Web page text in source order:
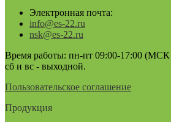
Электронная почта:
info@es-22.ru
nsk@es-22.ru
Время работы: пн-пт 09:00-17:00 (МСК
сб и вс - выходной.
Пользовательское соглашение
Продукция